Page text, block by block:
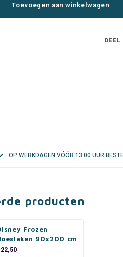
Toevoegen aan winkelwagen
DEEL
OP WERKDAGEN VÓÓR 13:00 UUR
producten
Frozen
90x200 cm